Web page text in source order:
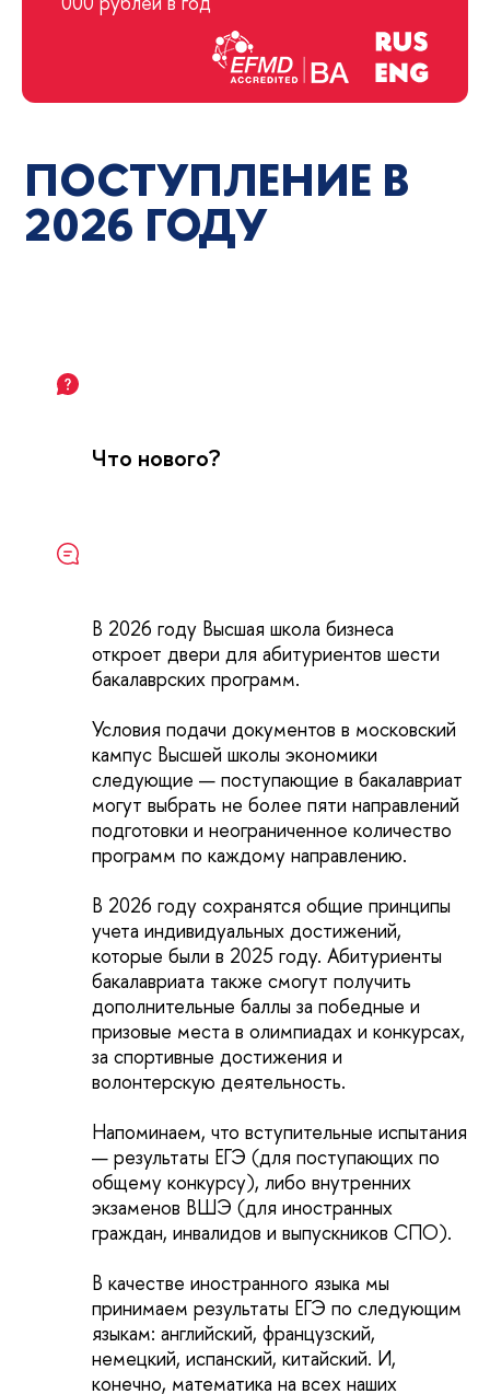
ПОСТУПЛЕНИЕ В
2026 ГОДУ
Что нового?
В 2026 году Высшая школа бизнеса
откроет двери для абитуриентов шести
бакалаврских программ.
Условия подачи документов в московский
кампус Высшей школы экономики
следующие — поступающие в бакалавриат
могут выбрать не более пяти направлений
подготовки и неограниченное количество
программ по каждому направлению.
В 2026 году сохранятся общие принципы
учета индивидуальных достижений,
которые были в 2025 году. Абитуриенты
бакалавриата также смогут получить
дополнительные баллы за победные и
призовые места в олимпиадах и конкурсах,
за спортивные достижения и
волонтерскую деятельность.
Напоминаем, что вступительные испытания
— результаты ЕГЭ (для поступающих по
общему конкурсу), либо внутренних
экзаменов ВШЭ (для иностранных
граждан, инвалидов и выпускников СПО).
В качестве иностранного языка мы
принимаем результаты ЕГЭ по следующим
языкам: английский, французский,
немецкий, испанский, китайский. И,
конечно, математика на всех наших